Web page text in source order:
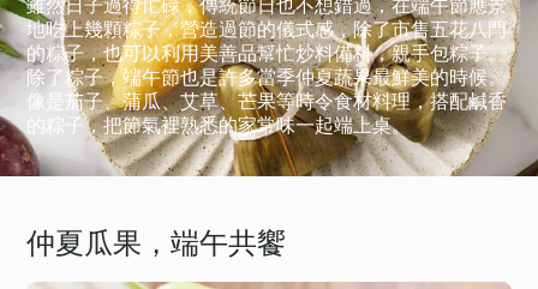
雖然日子過得忙碌，傳統節日也不想錯過，在端午節應景
地吃上幾顆粽子，營造過節的儀式感，除了市售五花八門
的粽子，也可以利用美善品幫忙炒料備料，親手包粽子。
除了粽子，端午節也是許多當季仲夏蔬果最鮮美的時候。
像是茄子、蒲瓜、艾草、芒果等時令食材料理，搭配鹹香
的粽子，把節氣裡熟悉的家常味一起端上桌。
仲夏瓜果，端午共饗